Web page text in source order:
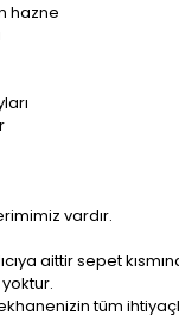
hazne
vardır.
aittir sepet
tüm